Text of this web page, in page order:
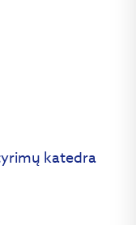
katedra